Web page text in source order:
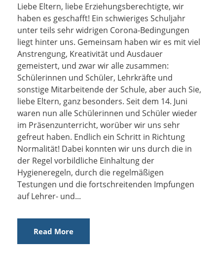
Liebe Eltern, liebe Erziehungsberechtigte, wir
haben es geschafft! Ein schwieriges Schuljahr
unter teils sehr widrigen Corona-Bedingungen
liegt hinter uns. Gemeinsam haben wir es mit viel
Anstrengung, Kreativität und Ausdauer
gemeistert, und zwar wir alle zusammen:
Schülerinnen und Schüler, Lehrkräfte und
sonstige Mitarbeitende der Schule, aber auch Sie,
liebe Eltern, ganz besonders. Seit dem 14. Juni
waren nun alle Schülerinnen und Schüler wieder
im Präsenzunterricht, worüber wir uns sehr
gefreut haben. Endlich ein Schritt in Richtung
Normalität! Dabei konnten wir uns durch die in
der Regel vorbildliche Einhaltung der
Hygieneregeln, durch die regelmäßigen
Testungen und die fortschreitenden Impfungen
auf Lehrer- und...
Read More